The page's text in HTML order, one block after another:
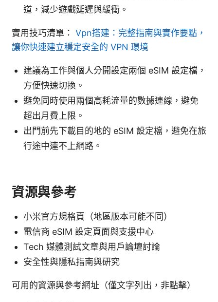
道，減少遊戲延遲與緩衝。
實用技巧清單： Vpn搭建：完整指南與實作要點，
讓你快速建立穩定安全的 VPN 環境
建議為工作與個人分開設定兩個 eSIM 設定檔，
方便快速切換。
避免同時使用兩個高耗流量的數據連線，避免
超出月費上限。
出門前先下載目的地的 eSIM 設定檔，避免在旅
行途中連不上網路。
資源與參考
小米官方規格頁（地區版本可能不同）
電信商 eSIM 設定頁面與支援中心
Tech 媒體測試文章與用戶論壇討論
安全性與隱私指南與研究
可用的資源與參考網址（僅文字列出，非點擊）